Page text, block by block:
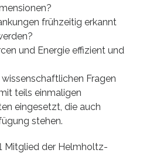
frühzeitig erkannt
und Energie effizient und
Fragen
teils einmaligen
eingesetzt, die auch
stehen.
Mitglied der Helmholtz-